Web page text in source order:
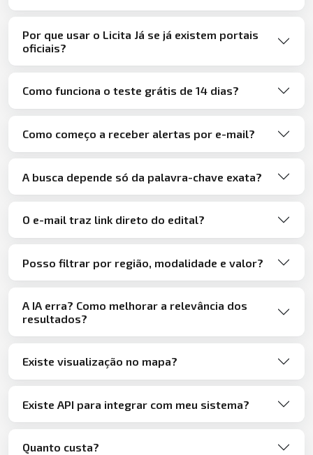
Por que usar o Licita Já se já existem portais
oficiais?
Como funciona o teste grátis de 14 dias?
Como começo a receber alertas por e-mail?
A busca depende só da palavra-chave exata?
O e-mail traz link direto do edital?
Posso filtrar por região, modalidade e valor?
A IA erra? Como melhorar a relevância dos
resultados?
Existe visualização no mapa?
Existe API para integrar com meu sistema?
Quanto custa?